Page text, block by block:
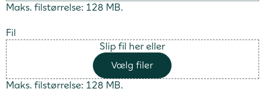
Maks. filstørrelse: 128 MB.
Fil
Slip fil her eller
Vælg filer
Maks. filstørrelse: 128 MB.